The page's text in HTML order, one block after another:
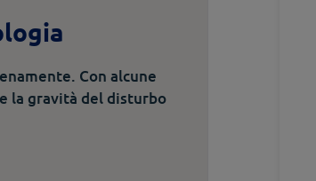
Con alcune
la gravità del disturbo